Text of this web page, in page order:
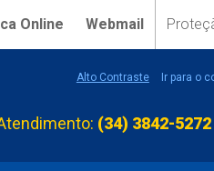
Online Webmail
Alto Contraste Ir para o
(34) 3842-5272